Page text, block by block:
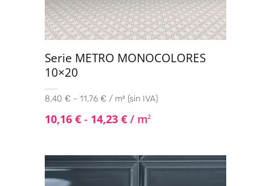
Serie METRO MONOCOLORES
10×20
8,40 € - 11,76 € / m² (sin IVA)
10,16 € - 14,23 € / m2